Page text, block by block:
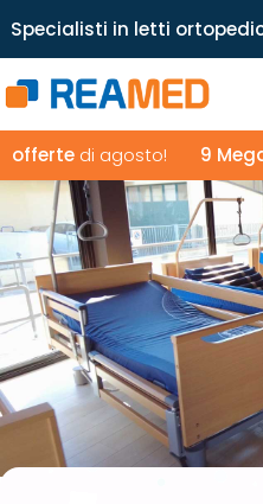
Specialisti in letti
di agosto!9